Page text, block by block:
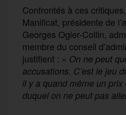
Confrontés à ces
Manificat, présidente de
Georges Ogier-Collin,
membre du conseil
justifient : « On ne peut
accusations. C’est le jeu
il y a quand même un prix
duquel on ne peut pas